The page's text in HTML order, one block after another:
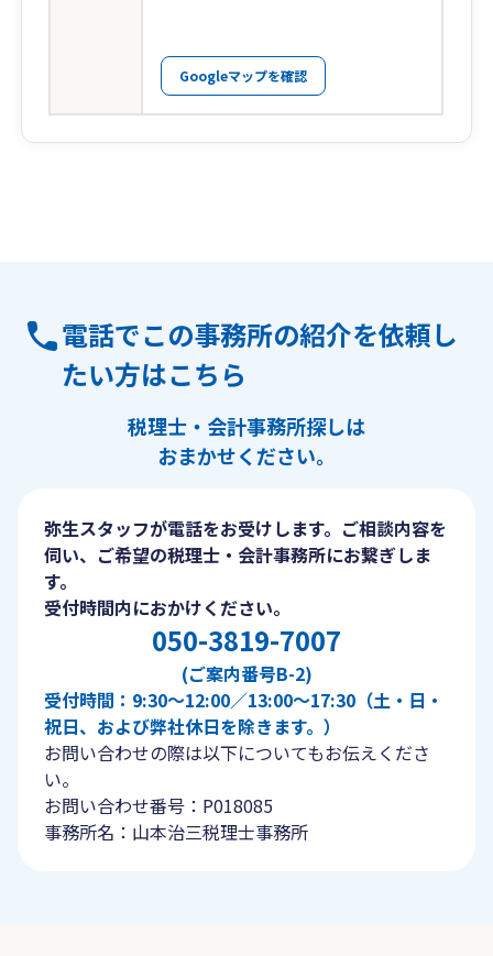
Googleマップを確認
電話でこの事務所の紹介を依頼し
たい方はこちら
税理士・会計事務所探しは
おまかせください。
弥生スタッフが電話をお受けします。ご相談内容を
伺い、ご希望の税理士・会計事務所にお繋ぎしま
す。
受付時間内におかけください。
050-3819-7007
(ご案内番号B-2)
受付時間：9:30〜12:00／13:00〜17:30（土・日・
祝日、および弊社休日を除きます。）
お問い合わせの際は以下についてもお伝えくださ
い。
お問い合わせ番号：P018085
事務所名：山本治三税理士事務所